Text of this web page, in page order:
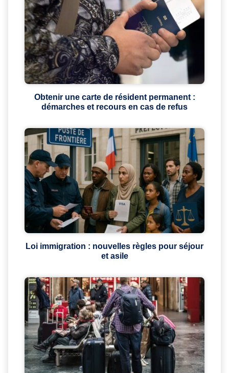
Obtenir une carte de résident permanent :
démarches et recours en cas de refus
Loi immigration : nouvelles règles pour séjour
et asile